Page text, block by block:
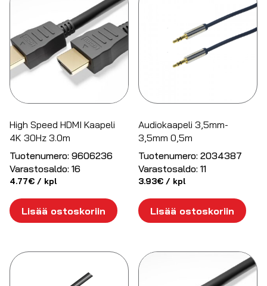
High Speed HDMI Kaapeli
4K 30Hz 3.0m
Tuotenumero: 9606236
Varastosaldo: 16
4.77€ / kpl
Lisää ostoskoriin
Audiokaapeli 3,5mm-
3,5mm 0,5m
Tuotenumero: 2034387
Varastosaldo: 11
3.93€ / kpl
Lisää ostoskoriin